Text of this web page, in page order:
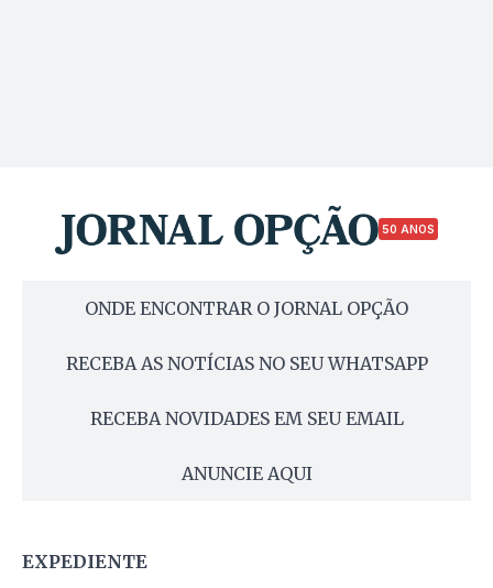
50 ANOS
ONDE ENCONTRAR O JORNAL OPÇÃO
RECEBA AS NOTÍCIAS NO SEU WHATSAPP
RECEBA NOVIDADES EM SEU EMAIL
ANUNCIE AQUI
EXPEDIENTE